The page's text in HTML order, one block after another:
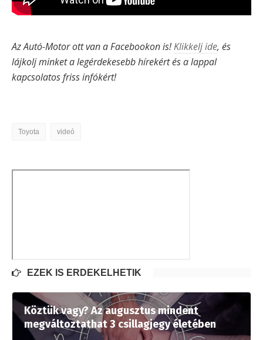
Az Autó-Motor ott van a Facebookon is!Klikkelj ide, és
lájkolj minket a legérdekesebb hírekért és a lappal
kapcsolatos friss infókért!
Toyota videó
EZEK IS ÉRDEKELHETIK
Köztük vagy? Az augusztus mindent
megváltoztathat 3 csillagjegy életében